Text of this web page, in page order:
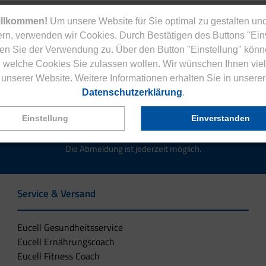
Um unsere Website für Sie optimal zu gestalten
verwenden wir Cookies. Durch Bestätigen des Buttons
Sie der Verwendung zu. Über den Button "Einstellung"
welche Cookies Sie zulassen wollen. Wir wünschen Ihnen
unserer Website. Weitere Informationen erhalten Sie in unserer
Datenschutzerklärung.
Einstellung Einverstanden
Jetzt zum Newsletter anmelden.
Eucell Gesundheitsmagazin und verpassen Sie keine
Die Abmeldung ist jederzeit möglich.
Service & Versand
Eucell Gesundheitsservice
Eucell Ernährungscoach
Eucell Fitness Coach